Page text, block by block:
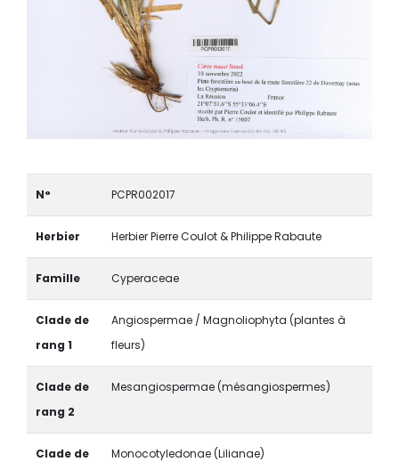
N° PCPR002017
Herbier Herbier Pierre Coulot & Philippe Rabaute
Famille Cyperaceae
Clade de
rang 1
Angiospermae / Magnoliophyta (plantes à
fleurs)
Clade de
rang 2
Mesangiospermae (mésangiospermes)
Clade de
Monocotyledonae (Lilianae)